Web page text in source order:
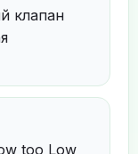
клапан
too Low